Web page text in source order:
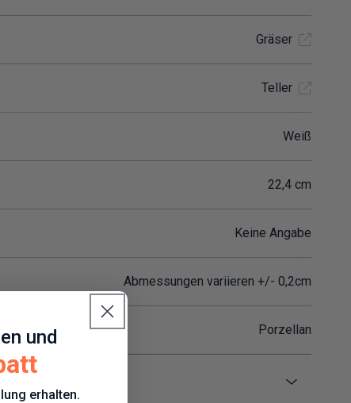
Gräser
Teller
Weiß
22,4 cm
Keine Angabe
Abmessungen variieren +/- 0,2cm
Porzellan
und
erhalten.